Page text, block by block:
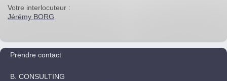
Votre interlocuteur :
Jérémy BORG
Prendre contact
B. CONSULTING